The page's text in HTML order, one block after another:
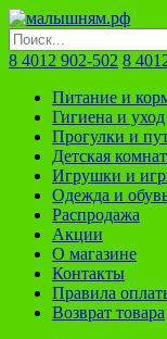
8 4012 902-502 8
Питание и
Гигиена и уход
Прогулки и
Детская
Игрушки и
Одежда и
Распродажа
Акции
О магазине
Контакты
Правила
Возврат товара